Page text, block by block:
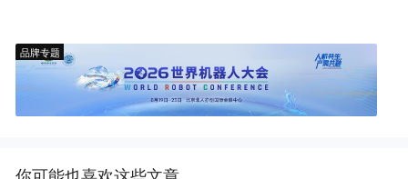
品牌专题
你可能也喜欢这些文章